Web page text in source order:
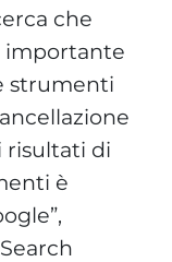
che
importante
strumenti
risultati di
è